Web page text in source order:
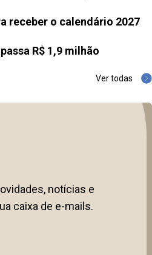
receber o calendário 2027
R$ 1,9 milhão
Ver todas
notícias e
caixa de e-mails.